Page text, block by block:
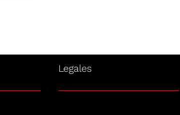
Legales